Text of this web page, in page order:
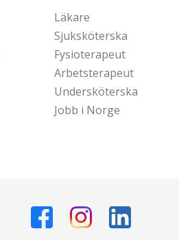
Läkare
Sjuksköterska
Fysioterapeut
Arbetsterapeut
Undersköterska
Jobb i Norge